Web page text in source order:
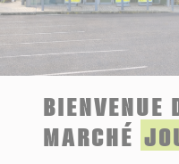
BIENVENUE
MARCHÉ